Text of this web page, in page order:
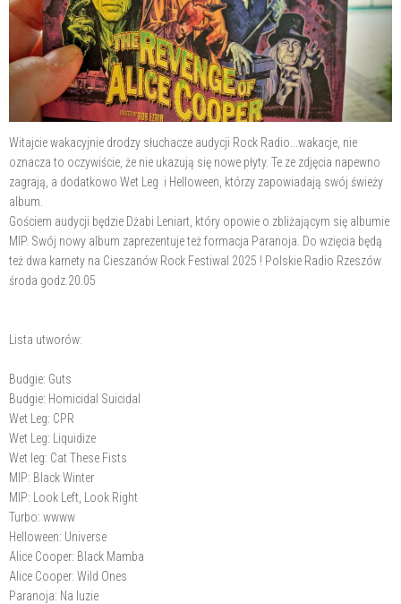
Witajcie wakacyjnie drodzy słuchacze audycji Rock Radio...wakacje, nie
oznacza to oczywiście, że nie ukazują się nowe płyty. Te ze zdjęcia napewno
zagrają, a dodatkowo Wet Leg i Helloween, którzy zapowiadają swój świeży
album.
Gościem audycji będzie Dżabi Leniart, który opowie o zbliżającym się albumie
MIP. Swój nowy album zaprezentuje też formacja Paranoja. Do wzięcia będą
też dwa karnety na Cieszanów Rock Festiwal 2025 ! Polskie Radio Rzeszów
środa godz.20.05
Lista utworów:
Budgie: Guts
Budgie: Homicidal Suicidal
Wet Leg: CPR
Wet Leg: Liquidize
Wet leg: Cat These Fists
MIP: Black Winter
MIP: Look Left, Look Right
Turbo: wwww
Helloween: Universe
Alice Cooper: Black Mamba
Alice Cooper: Wild Ones
Paranoja: Na luzie